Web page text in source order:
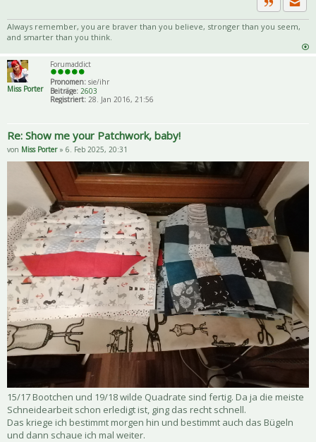
Zitat
Always remember, you are braver than you believe, stronger than you seem,
and smarter than you think.
Miss Porter
Forumaddict
Pronomen: sie/ihr
Beiträge: 2603
Registriert: 28. Jan 2016, 21:56
Re: Show me your Patchwork, baby!
von Miss Porter» 6. Feb 2025, 20:31
15/17 Bootchen und 19/18 wilde Quadrate sind fertig. Da ja die meiste
Schneidearbeit schon erledigt ist, ging das recht schnell.
Das kriege ich bestimmt morgen hin und bestimmt auch das Bügeln
und dann schaue ich mal weiter.